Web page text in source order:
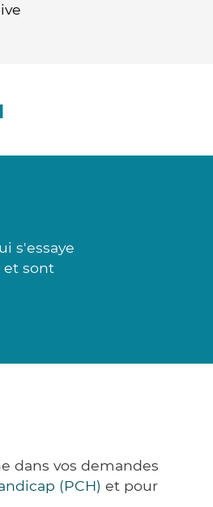
s'essaye
et sont
dans vos demandes
(PCH) et pour